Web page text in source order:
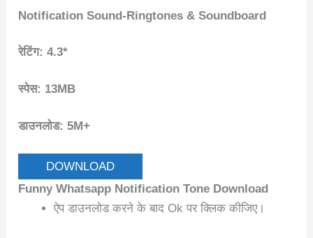
Notification Sound-Ringtones & Soundboard
रेटिंग: 4.3*
स्पेस: 13MB
डाउनलोड: 5M+
DOWNLOAD
Funny Whatsapp Notification Tone Download
ऐप डाउनलोड करने के बाद Ok पर क्लिक कीजिए।